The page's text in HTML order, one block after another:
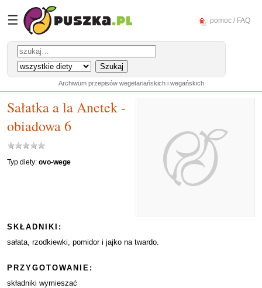
☰ pomoc / FAQ
Archiwum przepisów wegetariańskich i wegańskich
Sałatka a la Anetek -
obiadowa 6
Typ diety: ovo-wege
SKŁADNIKI:
sałata, rzodkiewki, pomidor i jajko na twardo.
PRZYGOTOWANIE:
składniki wymieszać